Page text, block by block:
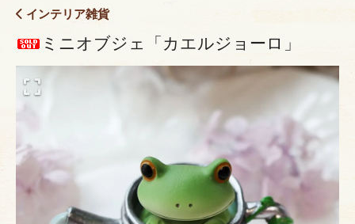
インテリア雑貨
ミニオブジェ「カエルジョーロ」